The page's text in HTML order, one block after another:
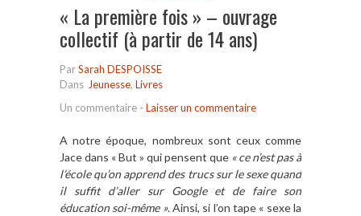
« La première fois » – ouvrage
collectif (à partir de 14 ans)
ParSarah DESPOISSE
Dans Jeunesse, Livres
Un commentaire - Laisser un commentaire
A notre époque, nombreux sont ceux comme
Jace dans « But » qui pensent que « ce n’est pas à
l’école qu’on apprend des trucs sur le sexe quand
il suffit d’aller sur Google et de faire son
éducation soi-même ». Ainsi, si l’on tape « sexe la